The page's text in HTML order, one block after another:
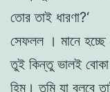
তােরতাই ধারণা?‘
সেফলল । মানে হচ্ছে
তুই কিন্তু ভালই বােকা
হিমু।তুমি যা বলবে